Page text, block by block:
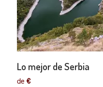
Lo mejor de Serbia
de €